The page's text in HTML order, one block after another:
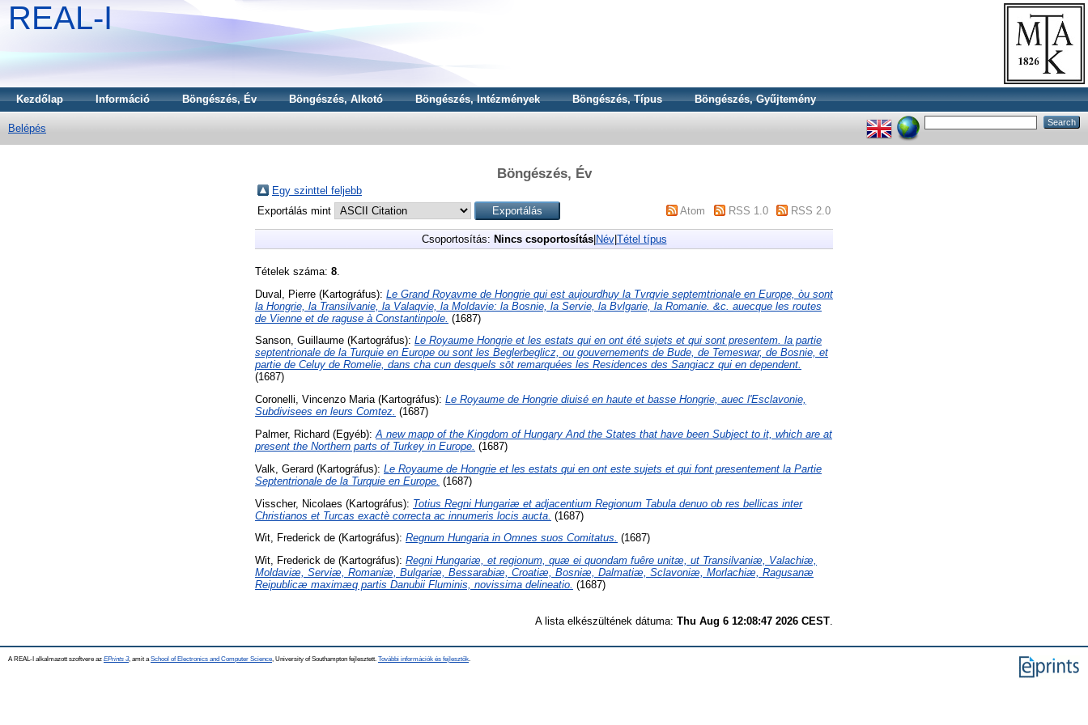
REAL-I
Kezdőlap Információ Böngészés, Év Böngészés, Alkotó Böngészés, Intézmények Böngészés, Típus Böngészés, Gyűjtemény
Belépés
Böngészés, Év
Egy szinttel feljebb
Exportálás mint
Atom RSS 1.0 RSS 2.0
Csoportosítás: Nincs csoportosítás| Név| Tétel típus
Tételek száma: 8
Duval, Pierre (Kartográfus): Le Grand Royavme de Hongrie qui est aujourdhuy la Tvrqvie septemtrionale en Europe, òu sont
la Hongrie, la Transilvanie, la Valaqvie, la Moldavie: la Bosnie, la Servie, la Bvlgarie, la Romanie. &c. auecque les routes
de Vienne et de raguse à Constantinpole. (1687)
Sanson, Guillaume (Kartográfus): Le Royaume Hongrie et les estats qui en ont été sujets et qui sont presentem. la partie
septentrionale de la Turquie en Europe ou sont les Beglerbeglicz, ou gouvernements de Bude, de Temeswar, de Bosnie, et
partie de Celuy de Romelie, dans cha cun desquels sōt remarquées les Residences des Sangiacz qui en dependent.
(1687)
Coronelli, Vincenzo Maria(Kartográfus): Le Royaume de Hongrie diuisé en haute et basse Hongrie, auec l'Esclavonie,
Subdivisees en leurs Comtez. (1687)
Palmer, Richard (Egyéb): A new mapp of the Kingdom of Hungary And the States that have been Subject to it, which are at
present the Northern parts of Turkey in Europe. (1687)
Valk, Gerard (Kartográfus): Le Royaume de Hongrie et les estats qui en ont este sujets et qui font presentement la Partie
Septentrionale de la Turquie en Europe. (1687)
Visscher, Nicolaes (Kartográfus): Totius Regni Hungariæ et adjacentium Regionum Tabula denuo ob res bellicas inter
Christianos et Turcas exactè correcta ac innumeris locis aucta. (1687)
Wit, Frederick de (Kartográfus): Regnum Hungaria in Omnes suos Comitatus. (1687)
Wit, Frederick de (Kartográfus): Regni Hungariæ, et regionum, quæ ei quondam fuêre unitæ, ut Transilvaniæ, Valachiæ,
Moldaviæ, Serviæ, Romaniæ, Bulgariæ, Bessarabiæ, Croatiæ, Bosniæ, Dalmatiæ, Sclavoniæ, Morlachiæ, Ragusanæ
Reipublicæ maximæq partis Danubii Fluminis, novissima delineatio. (1687)
A lista elkészültének dátuma: Thu Aug 6 12:08:47 2026 CEST.
A REAL-I alkalmazott szoftvere az EPrints 3, amit a School of Electronics and Computer Science , University of Southampton fejlesztett. További információk és fejlesztők